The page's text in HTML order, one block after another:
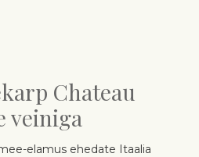
Chateau
veiniga
elamus ehedate Itaalia